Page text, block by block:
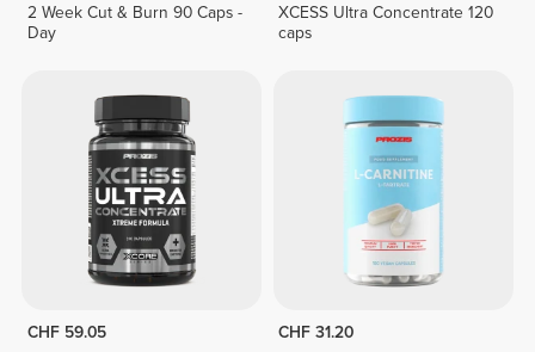
2 Week Cut & Burn 90 Caps -
Day
XCESS Ultra Concentrate 120
caps
CHF 59.05
CHF 31.20